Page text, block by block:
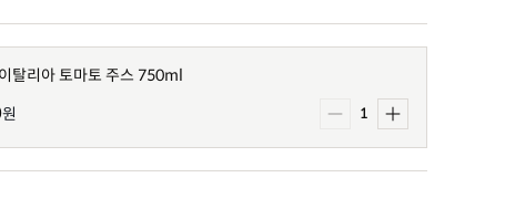
탈리아 토마토 주스 750ml
원 1